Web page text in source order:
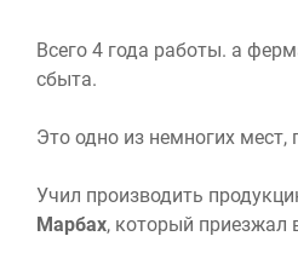
Всего 4 года работы. а
сбыта.
Это одно из немногих
Учил производить
Марбах, который приезжал